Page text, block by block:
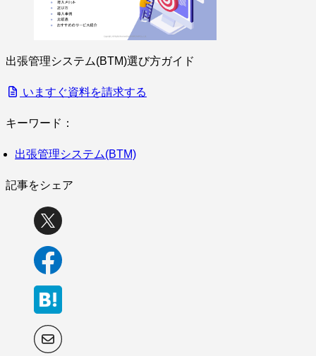
出張管理システム(BTM)選び方ガイド
いますぐ資料を請求する
キーワード：
出張管理システム(BTM)
記事をシェア